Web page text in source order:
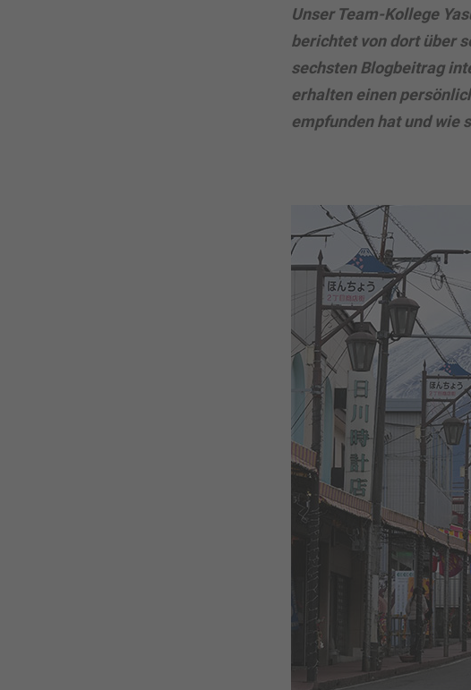
Unser Team-Kollege
berichtet von dort über
sechsten Blogbeitrag
erhalten einen
empfunden hat und wie